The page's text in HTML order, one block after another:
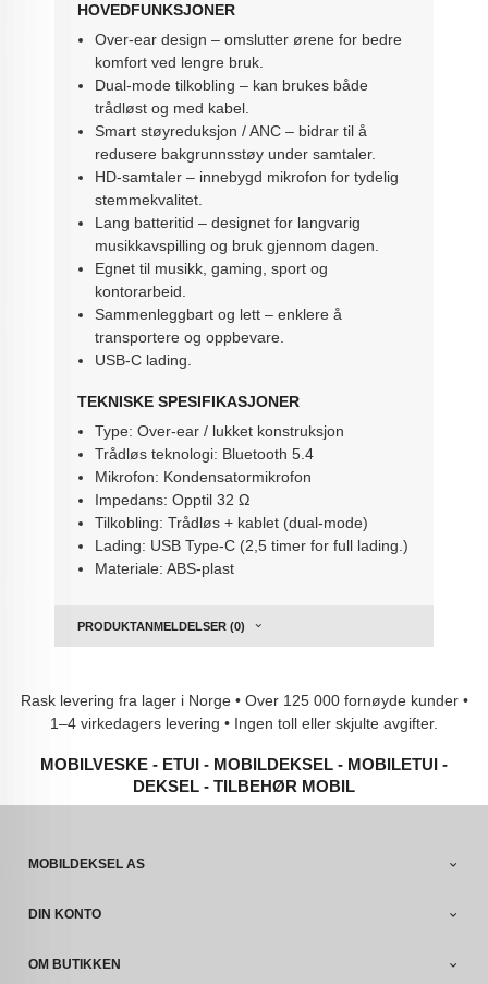
HOVEDFUNKSJONER
Over-ear design – omslutter ørene for bedre
komfort ved lengre bruk.
Dual-mode tilkobling – kan brukes både
trådløst og med kabel.
Smart støyreduksjon / ANC – bidrar til å
redusere bakgrunnsstøy under samtaler.
HD-samtaler – innebygd mikrofon for tydelig
stemmekvalitet.
Lang batteritid – designet for langvarig
musikkavspilling og bruk gjennom dagen.
Egnet til musikk, gaming, sport og
kontorarbeid.
Sammenleggbart og lett – enklere å
transportere og oppbevare.
USB-C lading.
TEKNISKE SPESIFIKASJONER
Type: Over-ear / lukket konstruksjon
Trådløs teknologi: Bluetooth 5.4
Mikrofon: Kondensatormikrofon
Impedans: Opptil 32 Ω
Tilkobling: Trådløs + kablet (dual-mode)
Lading: USB Type-C (2,5 timer for full lading.)
Materiale: ABS-plast
PRODUKTANMELDELSER (0)
Rask levering fra lager i Norge • Over 125 000 fornøyde kunder •
1–4 virkedagers levering • Ingen toll eller skjulte avgifter.
MOBILVESKE - ETUI - MOBILDEKSEL - MOBILETUI -
DEKSEL - TILBEHØR MOBIL
MOBILDEKSEL AS
DIN KONTO
OM BUTIKKEN